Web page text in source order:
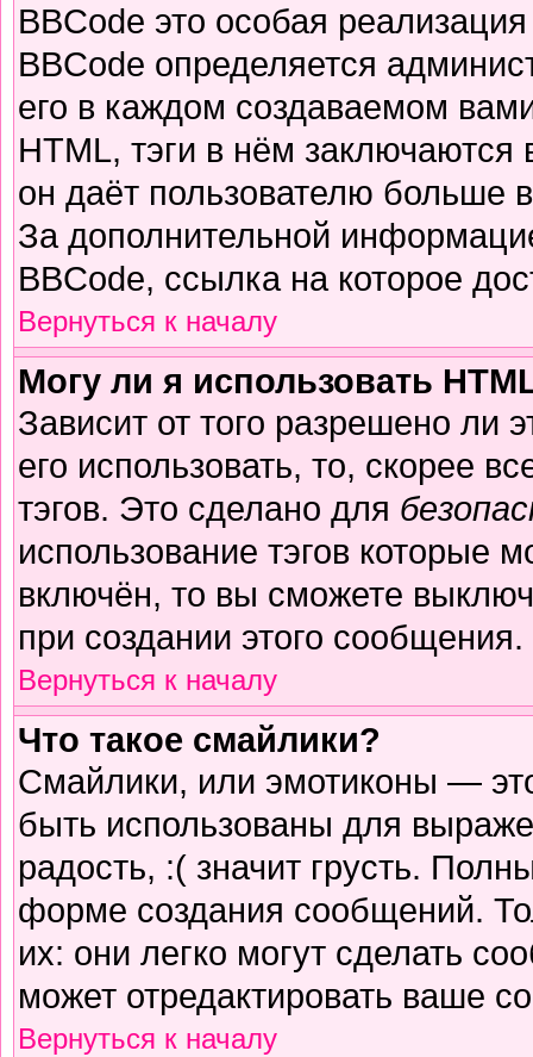
BBCode это особая
BBCode определяется
его в каждом создаваемом
HTML, тэги в нём
он даёт пользователю больше
За дополнительной
BBCode, ссылка на которое
Вернуться к началу
Могу ли я использовать
Зависит от того разрешено ли
его использовать, то, скорее
тэгов. Это сделано для
использование тэгов которые
включён, то вы сможете
при создании этого сообщения.
Вернуться к началу
Что такое смайлики?
Смайлики, или эмотиконы —
быть использованы для
радость, :( значит грусть.
форме создания сообщений.
их: они легко могут сделать
может отредактировать ваше
Вернуться к началу